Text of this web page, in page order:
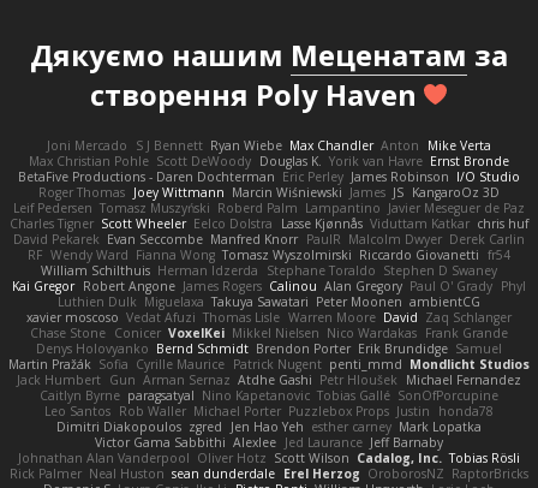
Дякуємо нашим Меценатам за
створення Poly Haven
Joni Mercado S J Bennett Ryan Wiebe Max Chandler Anton
Mike Verta
Max Christian Pohle Scott DeWoody Douglas K. Yorik van Havre Ernst Bronde
BetaFive Productions - Daren Dochterman Eric Perley James Robinson I/O Studio
Roger Thomas Joey Wittmann Marcin Wiśniewski James JS KangaroOz 3D
Leif Pedersen Tomasz Muszyński Roberd Palm Lampantino Javier Meseguer de Paz
Charles Tigner Scott Wheeler Eelco Dolstra Lasse Kjønnås Viduttam Katkar chris huf
David Pekarek Evan Seccombe Manfred Knorr PaulR Malcolm Dwyer Derek Carlin
RF Wendy Ward Fianna Wong Tomasz Wyszolmirski Riccardo Giovanetti fr54
William Schilthuis Herman Idzerda Stephane Toraldo Stephen D Swaney
Kai Gregor Robert Angone James Rogers Calinou Alan Gregory Paul O' Grady Phyl
Luthien Dulk Miguelaxa Takuya Sawatari Peter Moonen ambientCG
xavier moscoso Vedat Afuzi Thomas Lisle Warren Moore David Zaq Schlanger
Chase Stone Conicer VoxelKei Mikkel Nielsen Nico Wardakas Frank Grande
Denys Holovyanko Bernd Schmidt Brendon Porter Erik Brundidge Samuel
Martin Pražák Sofia Cyrille Maurice Patrick Nugent penti_mmd Mondlicht Studios
Jack Humbert Gun Arman Sernaz Atdhe Gashi Petr Hloušek
Michael Fernandez
Caitlyn Byrne paragsatyal Nino Kapetanovic Tobias Gallé SonOfPorcupine
Leo Santos Rob Waller Michael Porter Puzzlebox Props Justin
honda78
Dimitri Diakopoulos zgred Jen Hao Yeh esther carney Mark Lopatka
Victor Gama Sabbithi Alexlee Jed Laurance Jeff Barnaby
Johnathan Alan Vanderpool Oliver Hotz Scott Wilson Cadalog, Inc. Tobias Rösli
Rick Palmer Neal Huston sean dunderdale Erel Herzog OroborosNZ RaptorBricks